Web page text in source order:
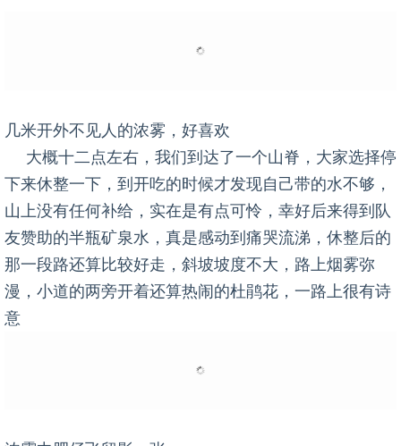
几米开外不见人的浓雾，好喜欢
大概十二点左右，我们到达了一个山脊，大家选择停
下来休整一下，到开吃的时候才发现自己带的水不够，
山上没有任何补给，实在是有点可怜，幸好后来得到队
友赞助的半瓶矿泉水，真是感动到痛哭流涕，休整后的
那一段路还算比较好走，斜坡坡度不大，路上烟雾弥
漫，小道的两旁开着还算热闹的杜鹃花，一路上很有诗
意